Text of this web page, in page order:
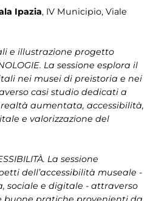
Ipazia, IV Municipio, Viale
e illustrazione progetto
La sessione esplora il
nei musei di preistoria e nei
casi studio dedicati a
aumentata, accessibilità,
e valorizzazione del
La sessione
dell’accessibilità museale -
sociale e digitale - attraverso